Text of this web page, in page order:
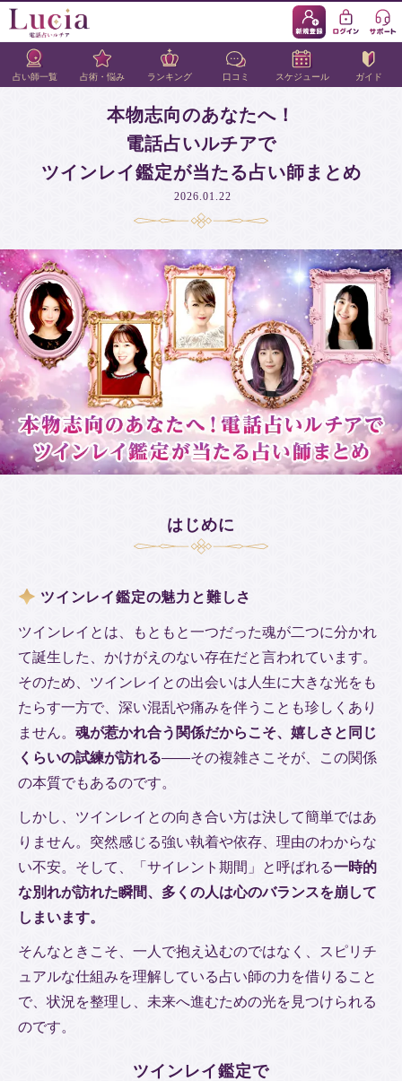
占い師一覧 占術・悩み ランキング 口コミ スケジュール ガイド
本物志向のあなたへ！
電話占いルチアで
ツインレイ鑑定が当たる占い師まとめ
2026.01.22
はじめに
ツインレイ鑑定の魅力と難しさ
ツインレイとは、もともと一つだった魂が二つに分かれ
て誕生した、かけがえのない存在だと言われています。
そのため、ツインレイとの出会いは人生に大きな光をも
たらす一方で、深い混乱や痛みを伴うことも珍しくあり
ません。 魂が惹かれ合う関係だからこそ、嬉しさと同じ
くらいの試練が訪れる――その複雑さこそが、この関係
の本質でもあるのです。
しかし、ツインレイとの向き合い方は決して簡単ではあ
りません。突然感じる強い執着や依存、理由のわからな
い不安。そして、「サイレント期間」と呼ばれる一時的
な別れが訪れた瞬間、多くの人は心のバランスを崩して
しまいます。
そんなときこそ、一人で抱え込むのではなく、スピリチ
ュアルな仕組みを理解している占い師の力を借りること
で、状況を整理し、未来へ進むための光を見つけられる
のです。
ツインレイ鑑定で